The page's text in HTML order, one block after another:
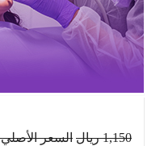
1,150 ريال السعر الأصلي هو: 1,150 ريال.